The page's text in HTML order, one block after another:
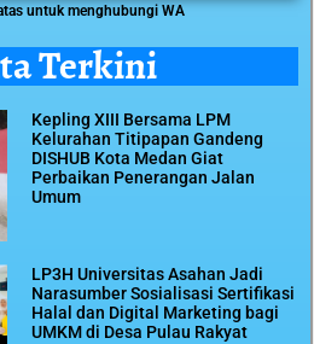
untuk menghubungi WA
Terkini
Kepling XIII Bersama LPM
Kelurahan Titipapan Gandeng
DISHUB Kota Medan Giat
Perbaikan Penerangan Jalan
Umum
LP3H Universitas Asahan Jadi
Narasumber Sosialisasi Sertifikasi
Halal dan Digital Marketing bagi
UMKM di Desa Pulau Rakyat